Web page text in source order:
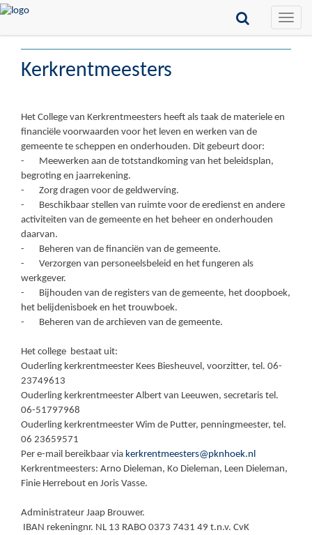
Toggle
Kerkrentmeesters
Het College van Kerkrentmeesters heeft als taak de materiele en
financiële voorwaarden voor het leven en werken van de
gemeente te scheppen en onderhouden. Dit gebeurt door:
- Meewerken aan de totstandkoming van het beleidsplan,
begroting en jaarrekening.
- Zorg dragen voor de geldwerving.
- Beschikbaar stellen van ruimte voor de eredienst en andere
activiteiten van de gemeente en het beheer en onderhouden
daarvan.
- Beheren van de financiën van de gemeente.
- Verzorgen van personeelsbeleid en het fungeren als
werkgever.
- Bijhouden van de registers van de gemeente, het doopboek,
het belijdenisboek en het trouwboek.
- Beheren van de archieven van de gemeente.
Het college bestaat uit:
Ouderling kerkrentmeester Kees Biesheuvel, voorzitter, tel. 06-
23749613
Ouderling kerkrentmeester Albert van Leeuwen, secretaris tel.
06-51797968
Ouderling kerkrentmeester Wim de Putter, penningmeester, tel.
06 23659571
Per e-mail bereikbaar via kerkrentmeesters@pknhoek.nl
Kerkrentmeesters: Arno Dieleman, Ko Dieleman, Leen Dieleman,
Finie Herrebout en Joris Vasse.
Administrateur Jaap Brouwer.
IBAN rekeningnr. NL 13 RABO 0373 7431 49 t.n.v. CvK